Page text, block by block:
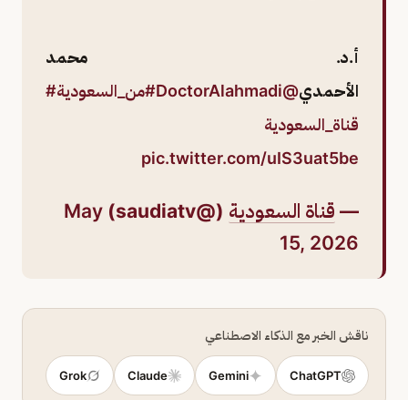
أ.د. محمد
الأحمدي@DoctorAlahmadi #من_السعودية#
قناة_السعودية
pic.twitter.com/uIS3uat5be
— قناة السعودية (@saudiatv)
May
15, 2026
ناقش الخبر مع الذكاء الاصطناعي
ChatGPT
Gemini
Claude
Grok